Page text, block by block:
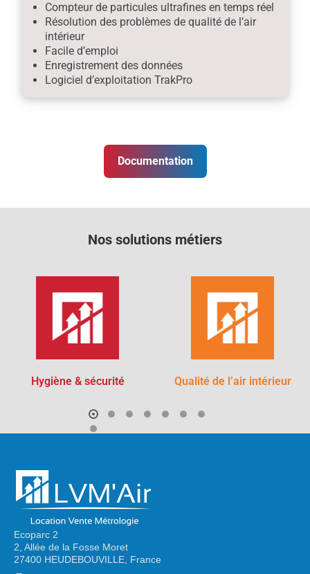
Compteur de particules ultrafines en temps réel
Résolution des problèmes de qualité de l’air
intérieur
Facile d’emploi
Enregistrement des données
Logiciel d’exploitation TrakPro
Documentation
Nos solutions métiers
Hygiène & sécurité Qualité de l’air intérieur
Ecoparc 2
2, Allée de la Fosse Moret
27400 HEUDEBOUVILLE, France